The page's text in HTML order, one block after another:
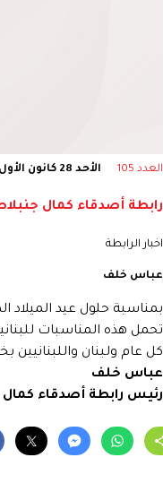
العدد 105 الأحد 28 كانون الأول 2025
رابطة أصدقاء كمال جنبلاط
اخبار الرابطة
عباس خلف
بمناسبة حلول عيد الميلاد
تحمل هذه المناسبات
كل عام ولبنان واللبنانيين
عباس خلف
رئيس رابطة أصدقاء كمال